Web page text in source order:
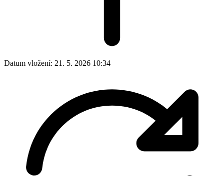
Datum vložení: 21. 5. 2026 10:34